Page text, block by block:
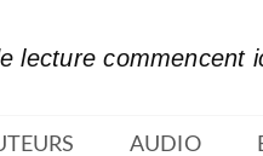
lecture commencent
AUDIO